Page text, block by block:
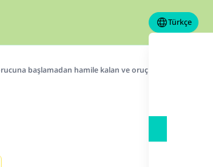
Türkçe
başlamadan hamile kalan ve oruç tutamayan